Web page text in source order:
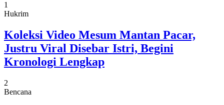
1
Hukrim
Koleksi Video Mesum Mantan Pacar,
Justru Viral Disebar Istri, Begini
Kronologi Lengkap
2
Bencana